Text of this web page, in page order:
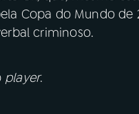
Copa do Mundo
criminoso.
player.